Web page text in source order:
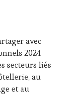
avec
2024
secteurs liés
au
et au
: Ces salons